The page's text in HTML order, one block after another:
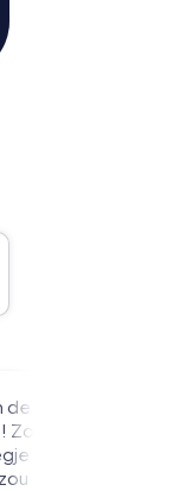
de stad mee te
Zo loop je toch net
in je je misschien
inlopen.